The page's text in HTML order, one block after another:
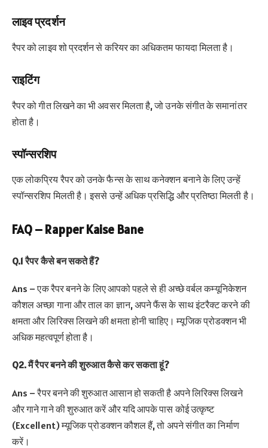
लाइव प्रदर्शन
रैपर को लाइव शो प्रदर्शन से करियर का अधिकतम फायदा मिलता है।
राइटिंग
रैपर को गीत लिखने का भी अवसर मिलता है, जो उनके संगीत के समानांतर
होता है।
स्पॉन्सरशिप
एक लोकप्रिय रैपर को उनके फैन्स के साथ कनेक्शन बनाने के लिए उन्हें
स्पॉन्सरशिप मिलती है। इससे उन्हें अधिक प्रसिद्धि और प्रतिष्ठा मिलती है।
FAQ – Rapper Kaise Bane
Q.1 रैपर कैसे बन सकते हैं?
Ans – एक रैपर बनने के लिए आपको पहले से ही अच्छे वर्बल कम्यूनिकेशन
कौशल अच्छा गाना और ताल का ज्ञान, अपने फैंस के साथ इंटरैक्ट करने की
क्षमता और लिरिक्स लिखने की क्षमता होनी चाहिए। म्यूजिक प्रोडक्शन भी
अधिक महत्वपूर्ण होता है।
Q2. मैं रैपर बनने की शुरुआत कैसे कर सकता हूं?
Ans – रैपर बनने की शुरुआत आसान हो सकती है अपने लिरिक्स लिखने
और गाने गाने की शुरुआत करें और यदि आपके पास कोई उत्कृष्ट
(Excellent) म्यूजिक प्रोडक्शन कौशल हैं, तो अपने संगीत का निर्माण
करें।